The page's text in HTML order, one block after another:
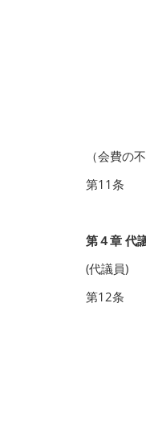
（会費の
第11条
第４章 代
(代議員)
第12条